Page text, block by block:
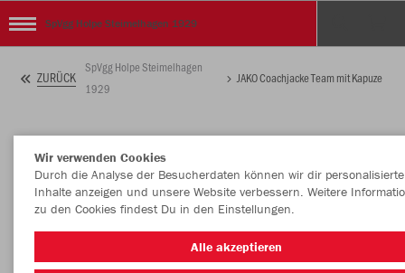
SpVgg Holpe Steimelhagen 1929
ZURÜCK
SpVgg Holpe Steimelhagen
1929
JAKO Coachjacke Team mit Kapuze
Wir verwenden Cookies
Durch die Analyse der Besucherdaten können wir dir personalisierte
Inhalte anzeigen und unsere Website verbessern. Weitere
zu den Cookies findest Du in den Einstellungen.
Alle akzeptieren